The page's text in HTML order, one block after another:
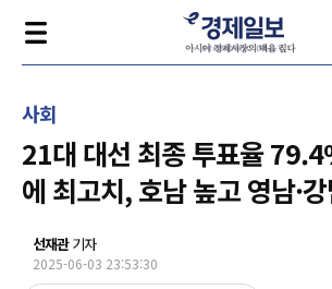
사회
21대 대선 최종 투표율
에 최고치, 호남 높고 영남·
선재관기자
2025-06-03 23:53:30